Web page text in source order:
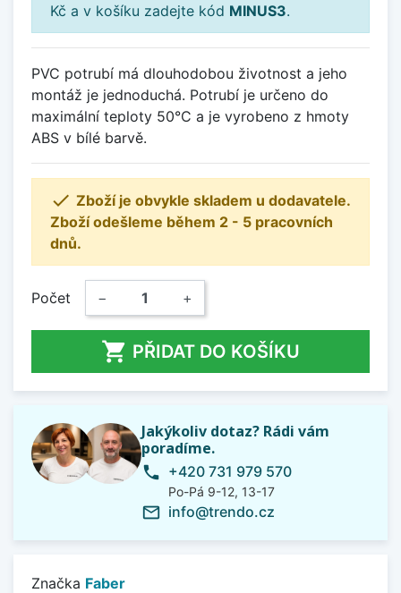
Kč a v košíku zadejte kód MINUS3.
PVC potrubí má dlouhodobou životnost a jeho
montáž je jednoduchá. Potrubí je určeno do
maximální teploty 50°C a je vyrobeno z hmoty
ABS v bílé barvě.
 Zboží je obvykle skladem u dodavatele.
Zboží odešleme během 2 - 5 pracovních
dnů.
Počet − +
 PŘIDAT DO KOŠÍKU
Jakýkoliv dotaz? Rádi vám
poradíme.
phone +420 731 979 570
Po-Pá 9-12, 13-17
mail_outline info@trendo.cz
Značka Faber